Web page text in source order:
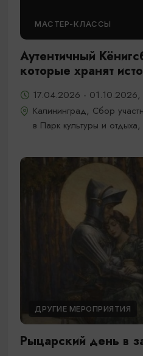
МАСТЕР-КЛАССЫ
Аутентичный
которые хранят
17.04.2026 -
Калининград, Сбор
в Парк культуры и
ДРУГИЕ МЕРОПРИЯТИЯ
Рыцарский день в